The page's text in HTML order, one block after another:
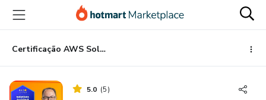
para
conteúdo
principal
para
pagamento
para
rodapé
Certificação AWS Solutions Architect Associate SAA-C03 (2026)
5.0 (5)